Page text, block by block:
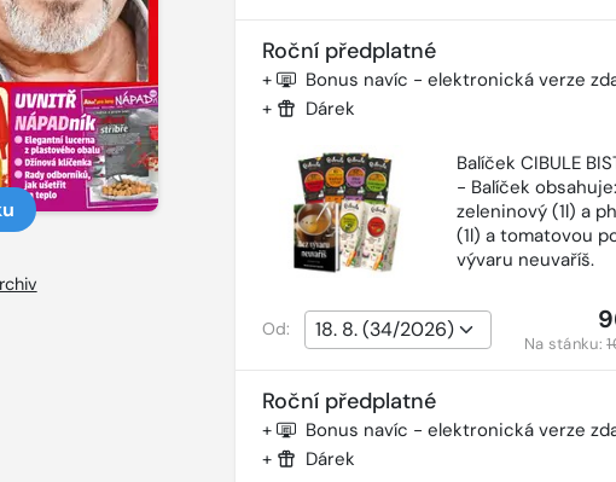
Roční předplatné
+ Bonus navíc - elektronická verze
+ Dárek
Balíček CIBULE
- Balíček
zeleninový (1l) a
(1l) a tomatovou
vývaru neuvaříš.
Od:
Na stánku:
Roční předplatné
+ Bonus navíc - elektronická verze
+ Dárek